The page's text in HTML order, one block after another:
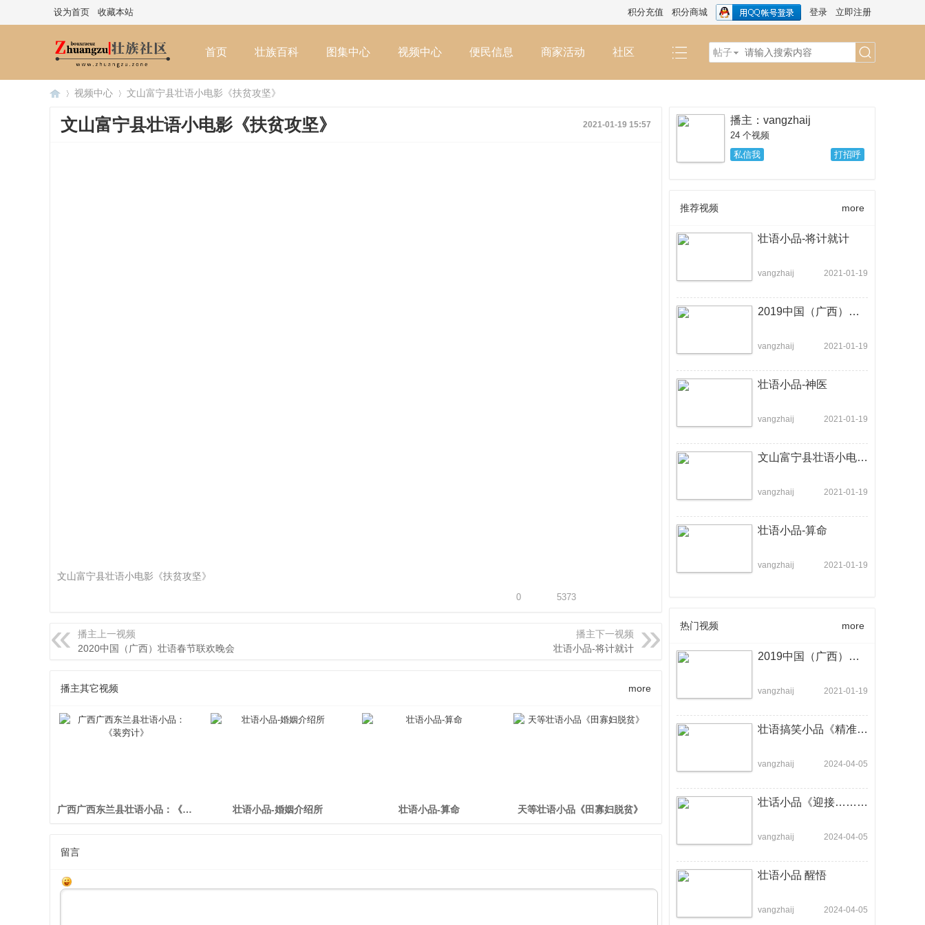
设为首页 收藏本站 积分充值 积分商城 登录 立即注册
首页 壮族百科 图集中心 视频中心 便民信息 商家活动 社区 帖子
视频中心 文山富宁县壮语小电影《扶贫攻坚》
文山富宁县壮语小电影《扶贫攻坚》 2021-01-19 15:57
文山富宁县壮语小电影《扶贫攻坚》
0 5373
播主上一视频
2020中国（广西）壮语春节联欢晚会
播主下一视频
壮语小品-将计就计
播主其它视频 more
广西广西东兰县壮语小品：《装穷计》 壮语小品-婚姻介绍所 壮语小品-算命 天等壮语小品《田寡妇脱贫》
留言
播主：vangzhaij
24 个视频
私信我
打招呼
推荐视频 more
壮语小品-将计就计
vangzhaij 2021-01-19
2019中国（广西）壮语春节联欢晚会
vangzhaij 2021-01-19
壮语小品-神医
vangzhaij 2021-01-19
文山富宁县壮语小电影《扶贫攻坚》
vangzhaij 2021-01-19
壮语小品-算命
vangzhaij 2021-01-19
热门视频 more
2019中国（广西）壮语春节联欢晚会
vangzhaij 2021-01-19
壮语搞笑小品《精准扶贫》
vangzhaij 2024-04-05
壮话小品《迎接……》- 靖西壮音艺术团
vangzhaij 2024-04-05
壮语小品 醒悟
vangzhaij 2024-04-05